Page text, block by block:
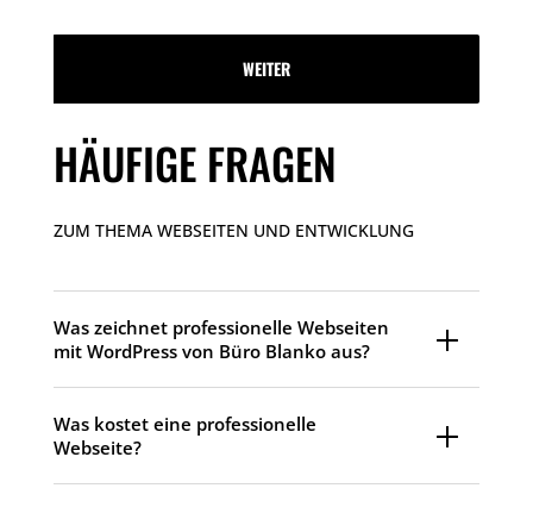
WEITER
HÄUFIGE FRAGEN
ZUM THEMA WEBSEITEN UND ENTWICKLUNG
Was zeichnet professionelle Webseiten
mit WordPress von Büro Blanko aus?
Was kostet eine professionelle
Webseite?